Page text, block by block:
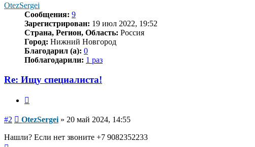
OtezSergei
Сообщения: 9
Зарегистрирован: 19 июл 2022, 19:52
Страна, Регион, Область: Россия
Город: Нижний Новгород
Благодарил (а): 0
Поблагодарили: 1 раз
Re: Ищу специалиста!
#2 Сообщение
OtezSergei » 20 май 2024, 14:55
Нашли? Если нет звоните +7 9082352233